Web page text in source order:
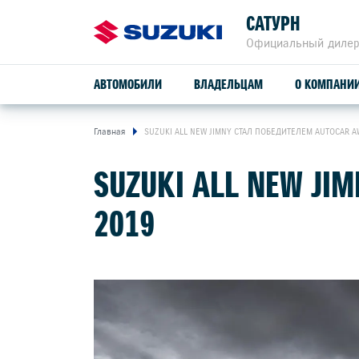
САТУРН
Официальный
АВТОМОБИЛИ
SUZUKI VITARA
4,9 л/100 км
привод
2WD, ALLGRIP 4WD
ВЛАДЕЛЬЦАМ
ОБСЛУЖИВАНИЕ И РЕМОНТ
ПРОГРАММА ЛОЯЛЬНОСТИ
ГАРАНТИЙНОЕ ОБСЛУЖИВАНИЕ
ПОМОЩЬ НА ДОРОГЕ
БОНУСНАЯ ПРОГРАММА
О
Главная SUZUKI ALL NEW JIMNY СТАЛ ПОБЕДИТЕЛЕМ AUTOCAR
SUZUKI ALL NEW
2019